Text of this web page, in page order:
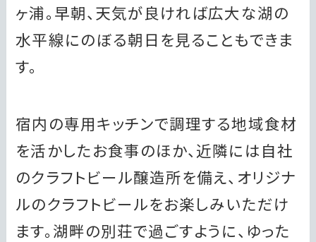
ヶ浦。早朝、天気が良ければ広大な湖の
水平線にのぼる朝日を見ることもできま
す。
宿内の専用キッチンで調理する地域食材
を活かしたお食事のほか、近隣には自社
のクラフトビール醸造所を備え、オリジナ
ルのクラフトビールをお楽しみいただけ
ます。湖畔の別荘で過ごすように、ゆった